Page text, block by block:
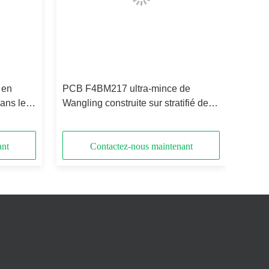
les
PCB F4BM217 ultra-mince de
Wangling construite sur stratifié de
Contactez-nous maintenant